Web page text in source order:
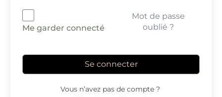
Me garder connecté
Mot de passe
oublié ?
Se connecter
Vous n’avez pas de compte ?